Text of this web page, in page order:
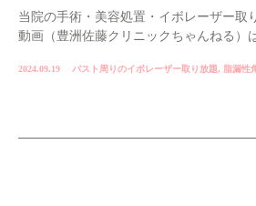
当院の手術・美容処置・イボレーザー取
動画（豊洲佐藤クリニックちゃんねる）
2024.09.19 バスト周りのイボレーザー取り放題, 脂漏性